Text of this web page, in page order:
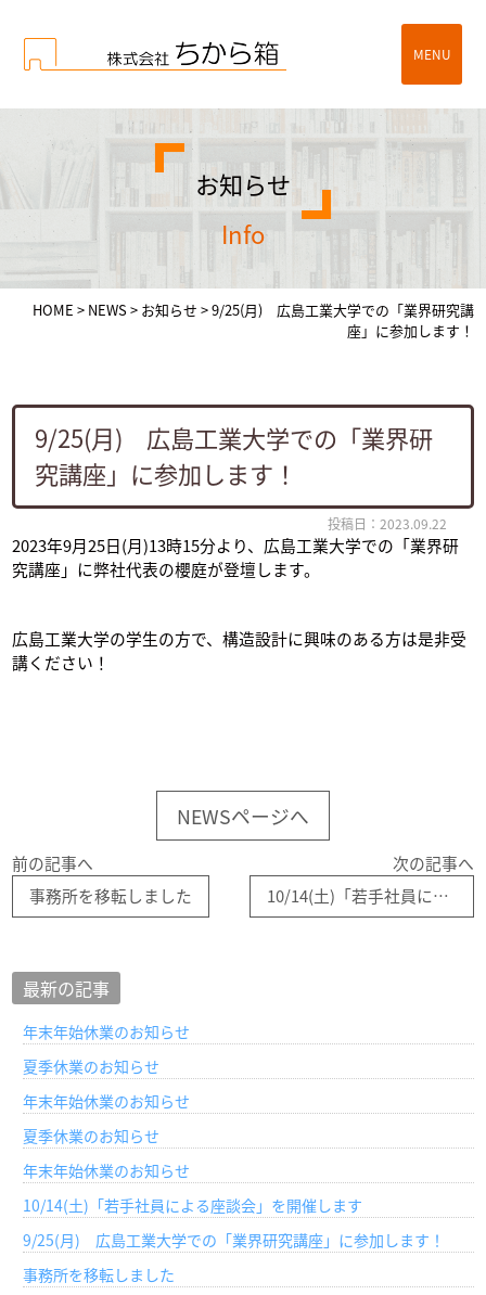
MENU
お知らせ
info
HOME > NEWS > お知らせ >9/25(月) 広島工業大学での「業界研究講
座」に参加します！
9/25(月) 広島工業大学での「業界研
究講座」に参加します！
投稿日：2023.09.22
2023年9月25日(月)13時15分より、広島工業大学での「業界研
究講座」に弊社代表の櫻庭が登壇します。
広島工業大学の学生の方で、構造設計に興味のある方は是非受
講ください！
NEWSページへ
前の記事へ
事務所を移転しました
次の記事へ
10/14(土)「若手社員による座談会」を開催します
最新の記事
年末年始休業のお知らせ
夏季休業のお知らせ
年末年始休業のお知らせ
夏季休業のお知らせ
年末年始休業のお知らせ
10/14(土)「若手社員による座談会」を開催します
9/25(月) 広島工業大学での「業界研究講座」に参加します！
事務所を移転しました